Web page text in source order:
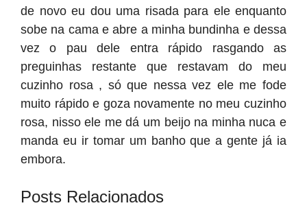
de novo eu dou uma risada para ele enquanto
sobe na cama e abre a minha bundinha e dessa
vez o pau dele entra rápido rasgando as
preguinhas restante que restavam do meu
cuzinho rosa , só que nessa vez ele me fode
muito rápido e goza novamente no meu cuzinho
rosa, nisso ele me dá um beijo na minha nuca e
manda eu ir tomar um banho que a gente já ia
embora.
Posts Relacionados